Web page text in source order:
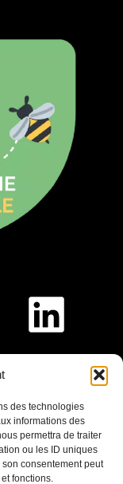
des technologies
informations des
permettra de traiter
ou les ID uniques
consentement peut
fonctions.